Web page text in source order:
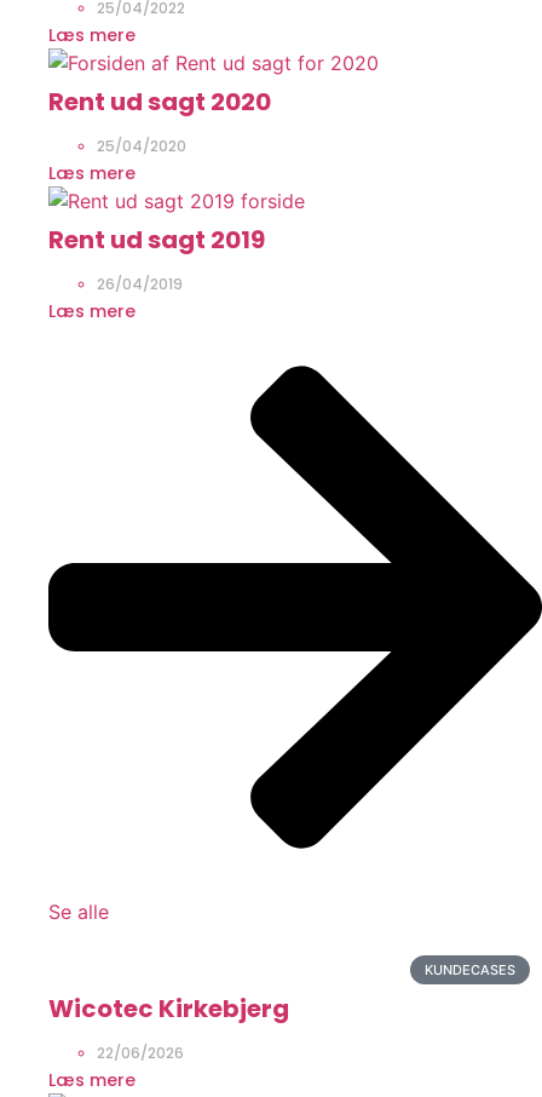
25/04/2022
Læs mere
Rent ud sagt 2020
25/04/2020
Læs mere
Rent ud sagt 2019
26/04/2019
Læs mere
Se alle
KUNDECASES
Wicotec Kirkebjerg
22/06/2026
Læs mere